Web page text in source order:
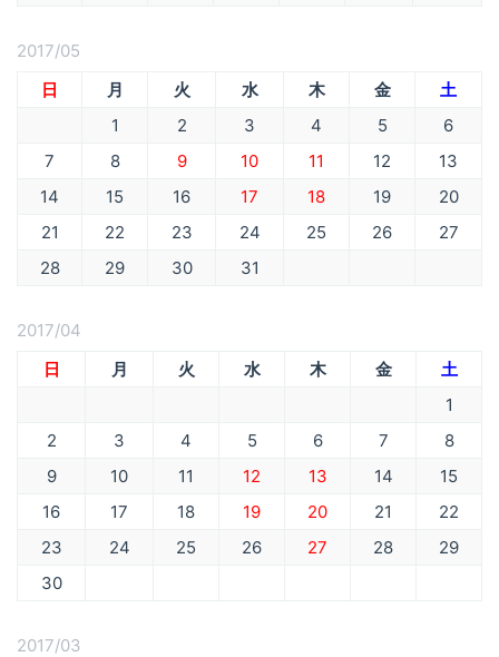
2017/05
日
月 火 水 木 金
土
1
2 3 4 5
6
7
8 9 10 11 12
13
14
15 16 17 18 19
20
21
22 23 24 25 26
27
28
29 30 31
2017/04
日
月 火 水 木 金
土
1
2
3 4 5 6 7
8
9
10 11 12 13 14
15
16
17 18 19 20 21
22
23
24 25 26 27 28
29
30
2017/03